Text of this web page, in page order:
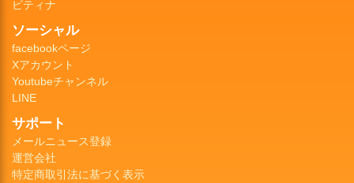
ピティナ
ソーシャル
facebookページ
Xアカウント
Youtubeチャンネル
LINE
サポート
メールニュース登録
運営会社
特定商取引法に基づく表示